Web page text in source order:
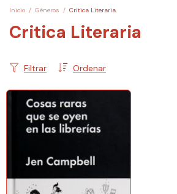
Inicio / Géneros / Critica Literaria
Critica Literaria
Ordenar
Filtrar